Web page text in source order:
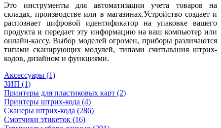
Это инструменты для автоматизации учета товаров на
складах, производстве или в магазинах.Устройство создает и
распознает цифровой идентификатор на упаковке вашего
продукта и передает эту информацию на ваш компьютер или
онлайн-кассу. Выбор моделей огромен, приборы различаются
типами сканирующих модулей, типами считывания штрих-
кодов, дизайном и функциями.
Аксессуары (1)
ЗИП (1)
Принтеры для пластиковых карт (2)
Принтеры штрих-кода (4)
Сканеры штрих-кода (286)
Смотчики этикеток (16)